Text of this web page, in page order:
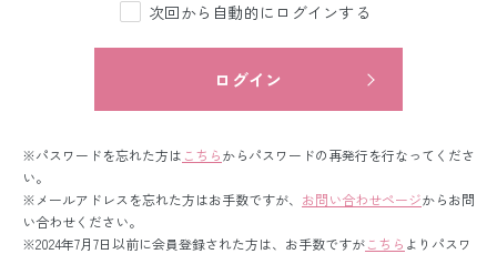
色打掛&紋付袴レンタル
白無垢&紋付袴レンタル
次回から自動的にログインする
ログイン
※パスワードを忘れた方は こちらからパスワードの再発行を行なってくださ
い。
※メールアドレスを忘れた方はお手数ですが、 お問い合わせページからお問
い合わせください。
※2024年7月7日以前に会員登録された方は、お手数ですがこちら よりパスワ